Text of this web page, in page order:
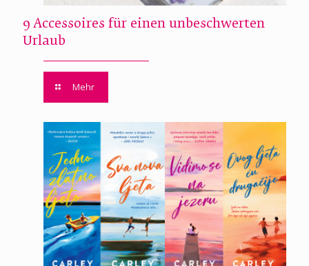
9 Accessoires für einen unbeschwerten
Urlaub
Mehr